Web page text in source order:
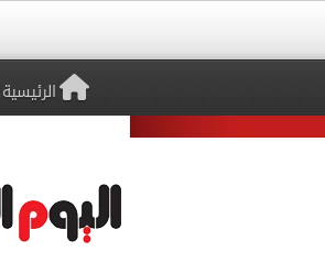
الرئيسية